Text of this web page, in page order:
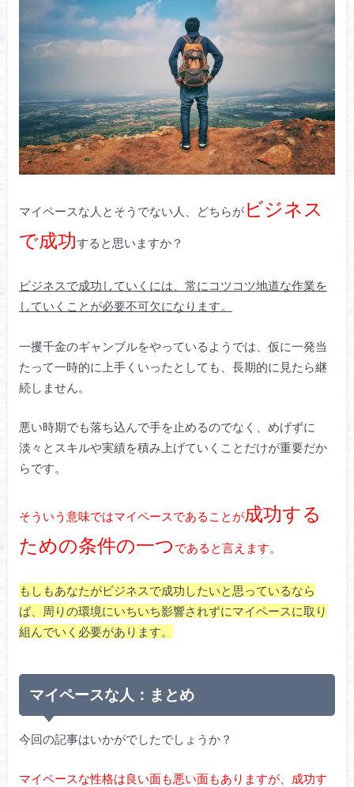
マイペースな人とそうでない人、どちらがビジネス
で成功すると思いますか？
ビジネスで成功していくには、常にコツコツ地道な作業を
していくことが必要不可欠になります。
一攫千金のギャンブルをやっているようでは、仮に一発当
たって一時的に上手くいったとしても、長期的に見たら継
続しません。
悪い時期でも落ち込んで手を止めるのでなく、めげずに
淡々とスキルや実績を積み上げていくことだけが重要だか
らです。
そういう意味ではマイペースであることが成功する
ための条件の一つ であると言えます。
もしもあなたがビジネスで成功したいと思っているなら
ば、周りの環境にいちいち影響されずにマイペースに取り
組んでいく必要があります。
マイペースな人：まとめ
今回の記事はいかがでしたでしょうか？
マイペースな性格は良い面も悪い面もありますが、成功す